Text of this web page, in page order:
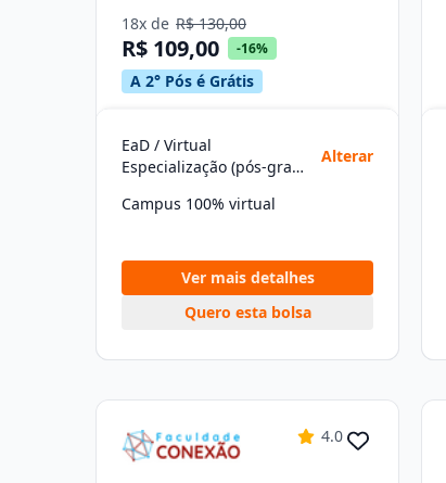
18x de R$ 130,00
R$ 109,00 -16%
A 2° Pós é Grátis
EaD / Virtual
Especialização (pós-graduação)
Alterar
Campus 100% virtual
Ver mais detalhes
Quero esta bolsa
4.0